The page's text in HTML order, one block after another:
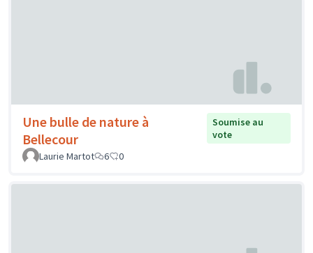
Une bulle de nature à
Bellecour
Soumise au
vote
Laurie Martot
6 0